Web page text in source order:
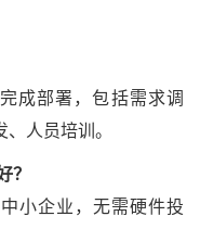
成部署，包括需求调
人员培训。
？
小企业，无需硬件投